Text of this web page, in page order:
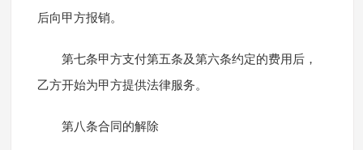
后向甲方报销。
第七条甲方支付第五条及第六条约定的费用后，
乙方开始为甲方提供法律服务。
第八条合同的解除